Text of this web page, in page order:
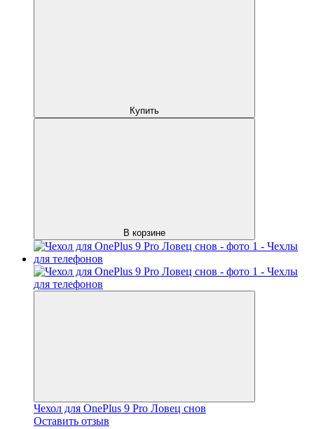
Купить
В корзине
Чехол для OnePlus 9 Pro Ловец снов
Оставить отзыв